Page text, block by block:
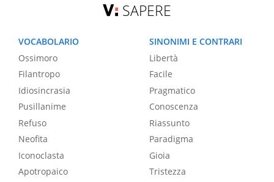
SAPERE
VOCABOLARIO
Ossimoro
Filantropo
Idiosincrasia
Pusillanime
Refuso
Neofita
Iconoclasta
Apotropaico
SINONIMI E CONTRARI
Libertà
Facile
Pragmatico
Conoscenza
Riassunto
Paradigma
Gioia
Tristezza